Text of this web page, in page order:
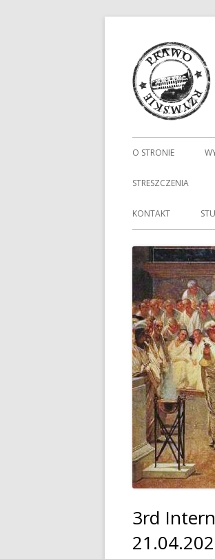
Menu
główne
O STRONIE
STRESZCZENIA
KONTAKT
3rd